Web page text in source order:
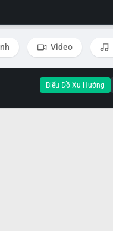
Video
Biểu Đồ Xu Hướng